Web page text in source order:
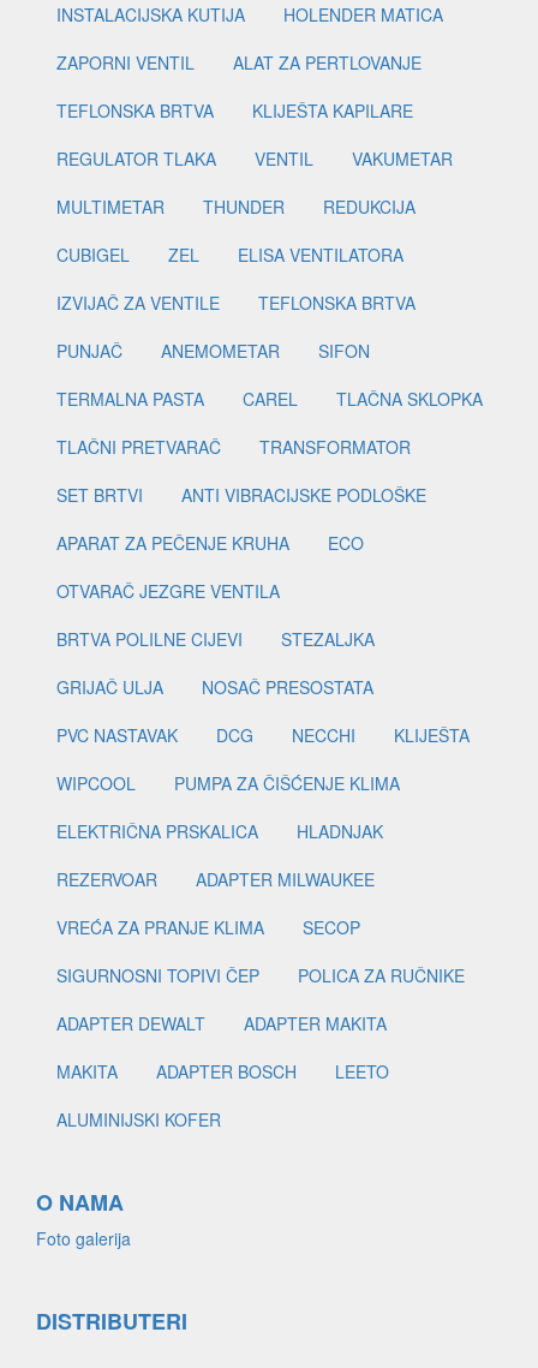
INSTALACIJSKA KUTIJA
HOLENDER MATICA
ZAPORNI VENTIL
ALAT ZA PERTLOVANJE
TEFLONSKA BRTVA
KLIJEŠTA KAPILARE
REGULATOR TLAKA
VENTIL
VAKUMETAR
MULTIMETAR
THUNDER
REDUKCIJA
CUBIGEL
ZEL
ELISA VENTILATORA
IZVIJAČ ZA VENTILE
TEFLONSKA BRTVA
PUNJAČ
ANEMOMETAR
SIFON
TERMALNA PASTA
CAREL
TLAČNA SKLOPKA
TLAČNI PRETVARAČ
TRANSFORMATOR
SET BRTVI
ANTI VIBRACIJSKE PODLOŠKE
APARAT ZA PEČENJE KRUHA
ECO
OTVARAČ JEZGRE VENTILA
BRTVA POLILNE CIJEVI
STEZALJKA
GRIJAČ ULJA
NOSAČ PRESOSTATA
PVC NASTAVAK
DCG NECCHI
KLIJEŠTA
WIPCOOL
PUMPA ZA ČIŠĆENJE KLIMA
ELEKTRIČNA PRSKALICA
HLADNJAK
REZERVOAR
ADAPTER MILWAUKEE
VREĆA ZA PRANJE KLIMA
SECOP
SIGURNOSNI TOPIVI ČEP
POLICA ZA RUČNIKE
ADAPTER DEWALT
ADAPTER MAKITA
MAKITA
ADAPTER BOSCH
LEETO
ALUMINIJSKI KOFER
O NAMA
Foto galerija
DISTRIBUTERI